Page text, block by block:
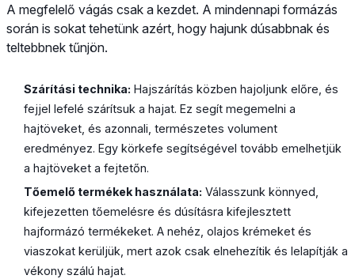
A megfelelő vágás csak a kezdet. A mindennapi formázás
során is sokat tehetünk azért, hogy hajunk dúsabbnak és
teltebbnek tűnjön.
Szárítási technika: Hajszárítás közben hajoljunk előre, és
fejjel lefelé szárítsuk a hajat. Ez segít megemelni a
hajtöveket, és azonnali, természetes volument
eredményez. Egy körkefe segítségével tovább emelhetjük
a hajtöveket a fejtetőn.
Tőemelő termékek használata: Válasszunk könnyed,
kifejezetten tőemelésre és dúsításra kifejlesztett
hajformázó termékeket. A nehéz, olajos krémeket és
viaszokat kerüljük, mert azok csak elnehezítik és lelapítják a
vékony szálú hajat.